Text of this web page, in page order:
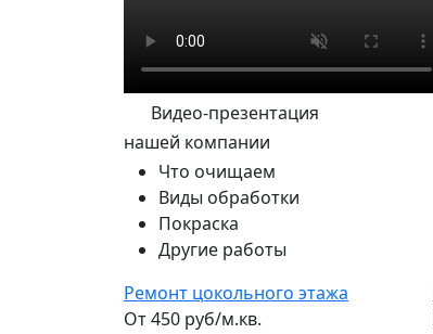
Видео-презентация
нашей компании
Что очищаем
Виды обработки
Покраска
Другие работы
Ремонт цокольного этажа
От 450 руб/м.кв.